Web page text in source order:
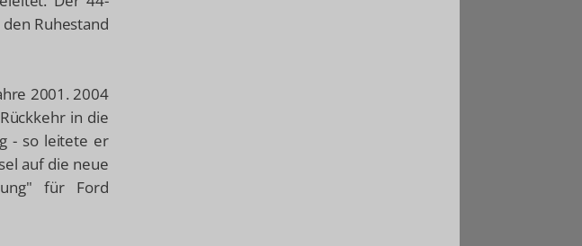
Ruhestand
2001. 2004
in die
- so leitete er
auf die neue
für Ford